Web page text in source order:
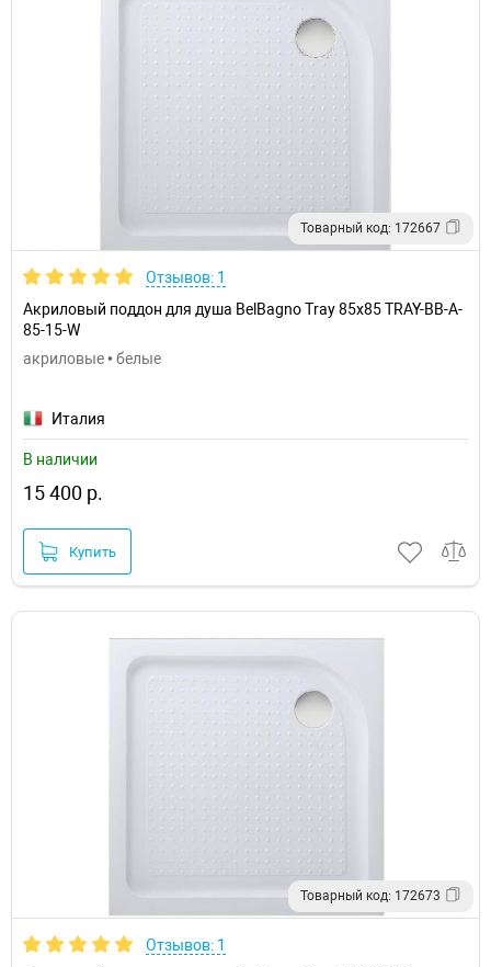
Товарный код: 172667
Отзывов: 1
Акриловый поддон для душа BelBagno Tray 85х85 TRAY-BB-A-
85-15-W
акриловые • белые
Италия
В наличии
15 400 р.
Купить
Товарный код: 172673
Отзывов: 1